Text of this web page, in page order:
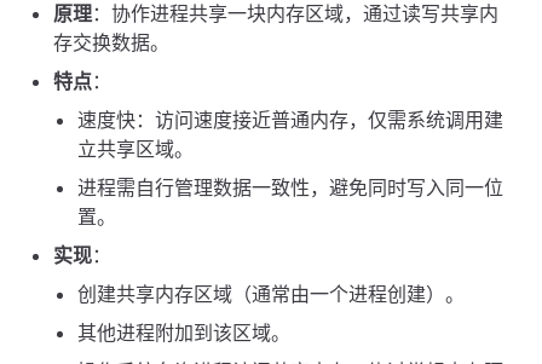
原理：协作进程共享一块内存区域，通过读写共享内
存交换数据。
特点：
速度快：访问速度接近普通内存，仅需系统调用建
立共享区域。
进程需自行管理数据一致性，避免同时写入同一位
置。
实现：
创建共享内存区域（通常由一个进程创建）。
其他进程附加到该区域。